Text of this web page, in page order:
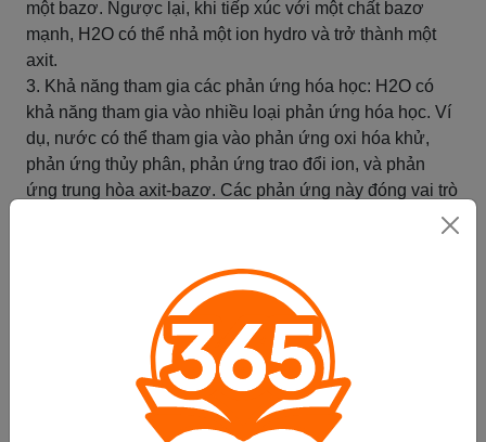
một bazơ. Ngược lại, khi tiếp xúc với một chất bazơ
mạnh, H2O có thể nhả một ion hydro và trở thành một
axit.
3. Khả năng tham gia các phản ứng hóa học: H2O có
khả năng tham gia vào nhiều loại phản ứng hóa học. Ví
dụ, nước có thể tham gia vào phản ứng oxi hóa khử,
phản ứng thủy phân, phản ứng trao đổi ion, và phản
ứng trung hòa axit-bazơ. Các phản ứng này đóng vai trò
quan trọng trong các quá trình hóa học tự nhiên và công
Tóm lại, tính chất hóa học của H2O bao gồm khả năng
tạo liên kết hydrogen, tính axit-bazơ, và khả năng tham
gia các phản ứng hóa học. Hiểu rõ về những tính chất
này sẽ giúp chúng ta có cái nhìn tổng quan về sự đa
dạng và quan trọng của H2O trong các quá trình hóa học